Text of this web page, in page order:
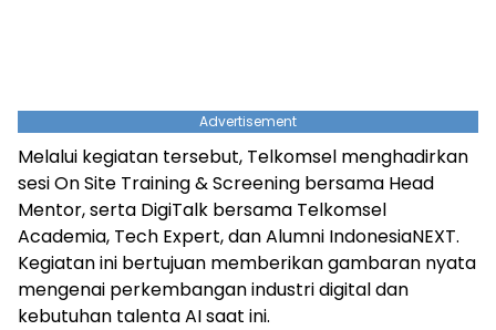
Advertisement
Melalui kegiatan tersebut, Telkomsel menghadirkan
sesi On Site Training & Screening bersama Head
Mentor, serta DigiTalk bersama Telkomsel
Academia, Tech Expert, dan Alumni IndonesiaNEXT.
Kegiatan ini bertujuan memberikan gambaran nyata
mengenai perkembangan industri digital dan
kebutuhan talenta AI saat ini.